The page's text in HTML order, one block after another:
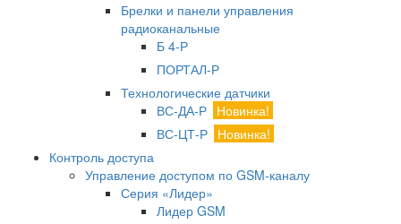
Брелки и панели управления
радиоканальные
Б 4-Р
ПОРТАЛ-Р
Технологические датчики
ВС-ДА-Р Новинка!
ВС-ЦТ-Р Новинка!
Контроль доступа
Управление доступом по GSM-каналу
Серия «Лидер»
Лидер GSM